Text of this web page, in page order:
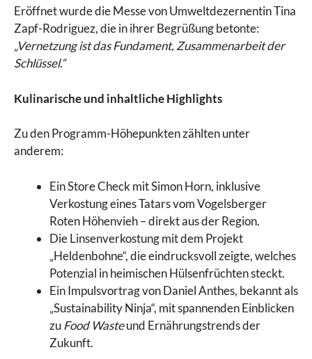
Eröffnet wurde die Messe von Umweltdezernentin Tina
Zapf-Rodriguez, die in ihrer Begrüßung betonte:
„Vernetzung ist das Fundament, Zusammenarbeit der
Schlüssel.“
Kulinarische und inhaltliche Highlights
Zu den Programm-Höhepunkten zählten unter
anderem:
Ein Store Check mit Simon Horn, inklusive
Verkostung eines Tatars vom Vogelsberger
Roten Höhenvieh – direkt aus der Region.
Die Linsenverkostung mit dem Projekt
„Heldenbohne“, die eindrucksvoll zeigte, welches
Potenzial in heimischen Hülsenfrüchten steckt.
Ein Impulsvortrag von Daniel Anthes, bekannt als
„Sustainability Ninja“, mit spannenden Einblicken
zuFood Wasteund Ernährungstrends der
Zukunft.